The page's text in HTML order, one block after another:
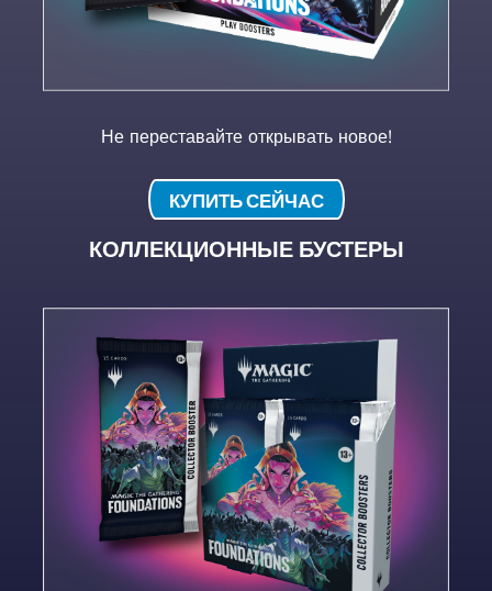
Не переставайте открывать новое!
КУПИТЬ СЕЙЧАС
КОЛЛЕКЦИОННЫЕ БУСТЕРЫ